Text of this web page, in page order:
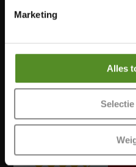
Marketing
Alles
Zaterdag: 12:00 – 17:00
Zondag: 12:00 – 17:00